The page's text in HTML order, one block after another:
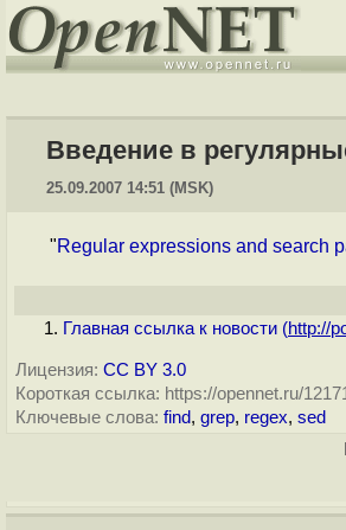
Введение в
25.09.2007 14:51 (MSK)
"Regular expressions and search
Главная ссылка к новости (http://
Лицензия: CC BY 3.0
Короткая ссылка: https://opennet.ru/
Ключевые слова: find, grep, regex, sed